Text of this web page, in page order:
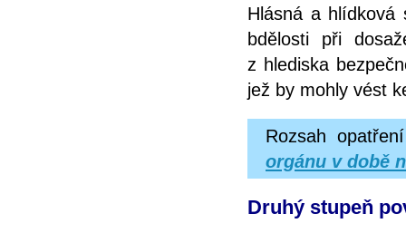
Hlásná a hlídková
bdělosti při
z hlediska
jež by mohly vést
Rozsah
orgánu v době
Druhý stupeň